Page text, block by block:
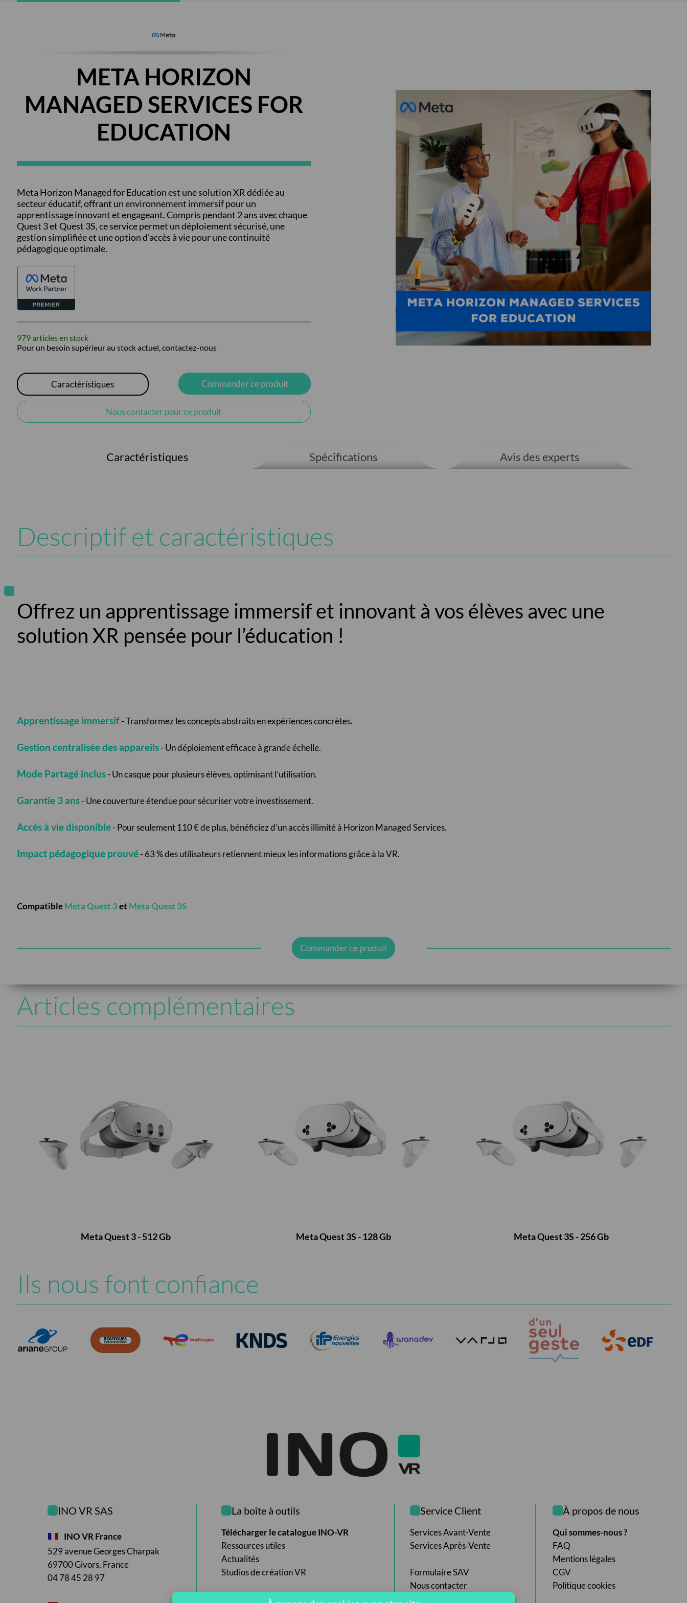
META HORIZON
MANAGED SERVICES FOR
EDUCATION
Meta Horizon Managed for Education est une solution XR dédiée au
secteur éducatif, offrant un environnement immersif pour un
apprentissage innovant et engageant. Compris pendant 2 ans avec chaque
Quest 3 et Quest 3S, ce service permet un déploiement sécurisé, une
gestion simplifiée et une option d’accès à vie pour une continuité
pédagogique optimale.
979 articles en stock
Pour un besoin supérieur au stock actuel, contactez-nous
Caractéristiques Commander ce produit
Nous contacter pour ce produit
Caractéristiques Spécifications Avis des experts
Descriptif et caractéristiques
Offrez un apprentissage immersif et innovant à vos élèves avec une
solution XR pensée pour l’éducation !
Apprentissage immersif- Transformez les concepts abstraits en expériences concrètes.
Gestion centralisée des appareils- Un déploiement efficace à grande échelle.
Mode Partagé inclus- Un casque pour plusieurs élèves, optimisant l’utilisation.
Garantie 3 ans- Une couverture étendue pour sécuriser votre investissement.
Accès à vie disponible- Pour seulement 110 € de plus, bénéficiez d’un accès illimité à Horizon Managed Services.
Impact pédagogique prouvé- 63 % des utilisateurs retiennent mieux les informations grâce à la VR.
CompatibleMeta Quest 3et Meta Quest 3S
Commander ce produit
Articles complémentaires
Meta Quest 3 - 512 Gb Meta Quest 3S - 128 Gb Meta Quest 3S - 256 Gb
Ils nous font confiance
INO VR SAS
INO VR France
529 avenue Georges Charpak
69700 Givors, France
04 78 45 28 97
La boîte à outils
Télécharger le catalogue INO-VR
Ressources utiles
Actualités
Studios de création VR
Glass Matcher
Service Client
Services Avant-Vente
Services Après-Vente
Formulaire SAV
Nous contacter
À propos de nous
Qui sommes-nous ?
FAQ
Mentions légales
CGV
Politique cookies